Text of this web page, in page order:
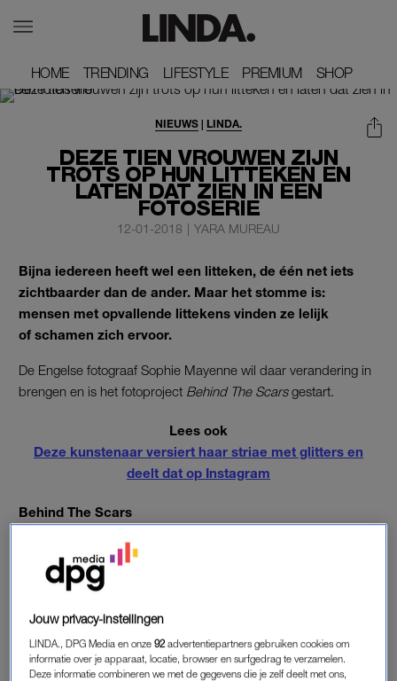
HOME
HOME TRENDING
TRENDING LIFESTYLE
LIFESTYLE PREMIUM
PREMIUM SHOP
SHOP
DEZE TIEN VROUWEN ZIJN
TROTS OP HUN LITTEKEN EN
LATEN DAT ZIEN IN EEN
FOTOSERIE
NIEUWS | LINDA.
12-01-2018 | YARA MUREAU
Bijna iedereen heeft wel een litteken, de één net iets
zichtbaarder dan de ander. Maar het stomme is:
mensen met opvallende littekens vinden ze lelijk
of schamen zich ervoor.
De Engelse fotograaf Sophie Mayenne wil daar verandering in
brengen en is het fotoproject Behind The Scarsgestart.
Lees ook
Deze kunstenaar versiert haar striae met glitters en
deelt dat op Instagram
Behind The Scars
gefotografeerd en het resultaat is prachtig. Elk model heeft een
eigen verhaal en met die verhalen wil Mayenne anderen
inspireren. Ze probeert er zo voor te zorgen dat mensen met
‘heftige’ littekens minder onzeker worden.
Benieuwd naar de foto’s? Komen ze.
Jouw privacy-instellingen
LINDA., DPG Media en onze92 advertentiepartners gebruiken cookies om
informatie over je apparaat, locatie, browser en surfgedrag te verzamelen.
Deze informatie combineren we met de gegevens die je zelf deelt met ons,